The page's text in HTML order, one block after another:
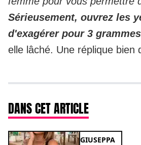
Sérieusement, ouvrez les
d'exagérer pour 3
elle lâché. Une réplique bien
DANS CET ARTICLE
GIUSEPPA